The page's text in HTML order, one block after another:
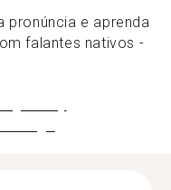
pronúncia e aprenda
falantes nativos -